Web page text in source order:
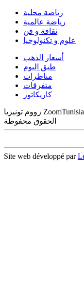
رياضة محلية
رياضة عالمية
ثقافة و فن
علوم و تكنولوجيا
أسعار الذهب
طبق اليوم
مناظرات
متفرقات
كاريكاتور
زووم تونيزيا ZoomTunisia.tn جريدة إلكترونية جامعة - © 2019 جميع
الحقوق محفوظة
Site web développé par